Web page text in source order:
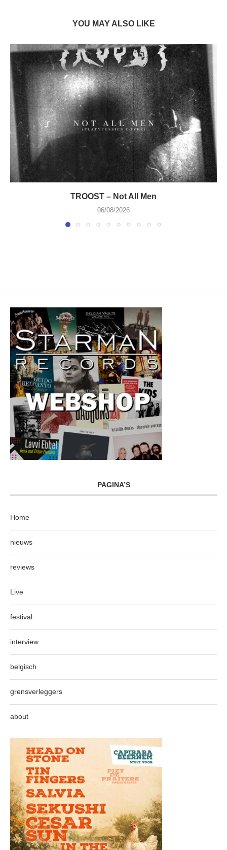
YOU MAY ALSO LIKE
TROOST – Not All Men
06/08/2026
PAGINA’S
Home
nieuws
reviews
Live
festival
interview
belgisch
grensverleggers
about